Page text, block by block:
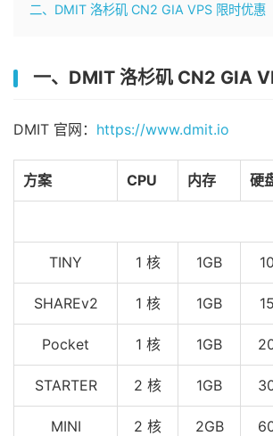
二、DMIT 洛杉矶 CN2 GIA VPS 限时优惠
一、DMIT 洛杉矶 CN2 GIA
DMIT 官网： https://www.dmit.io
方案 CPU 内存 硬
TINY 1 核 1GB
SHAREv2 1 核 1GB
Pocket 1 核 1GB
STARTER 2 核 1GB
MINI 2 核 2GB